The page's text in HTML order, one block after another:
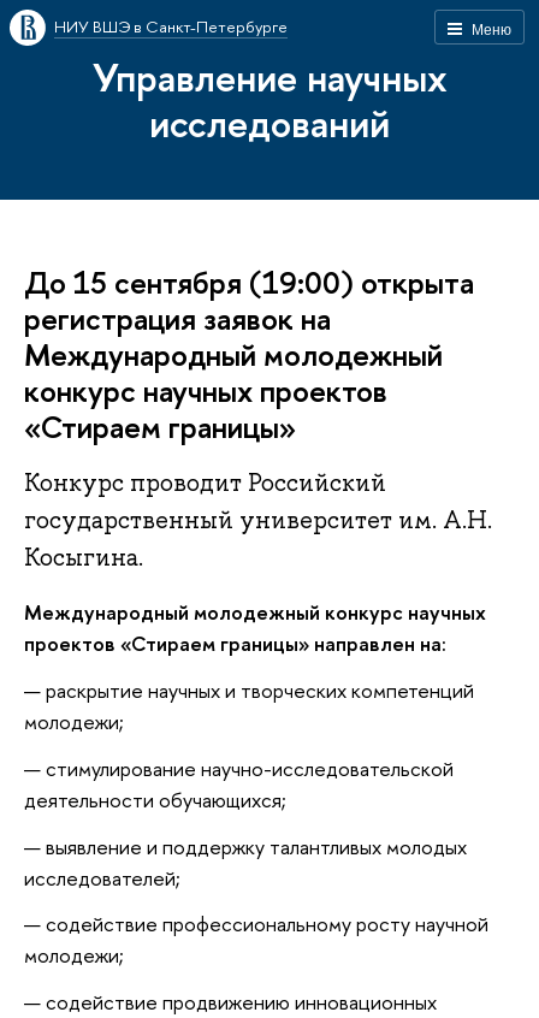
Меню
НИУ ВШЭ в Санкт-Петербурге
Управление научных
исследований
До 15 сентября (19:00) открыта
регистрация заявок на
Международный молодежный
конкурс научных проектов
«Стираем границы»
Конкурс проводит Российский
государственный университет им. А.Н.
Косыгина.
Международный молодежный конкурс научных
проектов «Стираем границы» направлен на:
раскрытие научных и творческих компетенций
молодежи;
стимулирование научно-исследовательской
деятельности обучающихся;
выявление и поддержку талантливых молодых
исследователей;
содействие профессиональному росту научной
молодежи;
содействие продвижению инновационных